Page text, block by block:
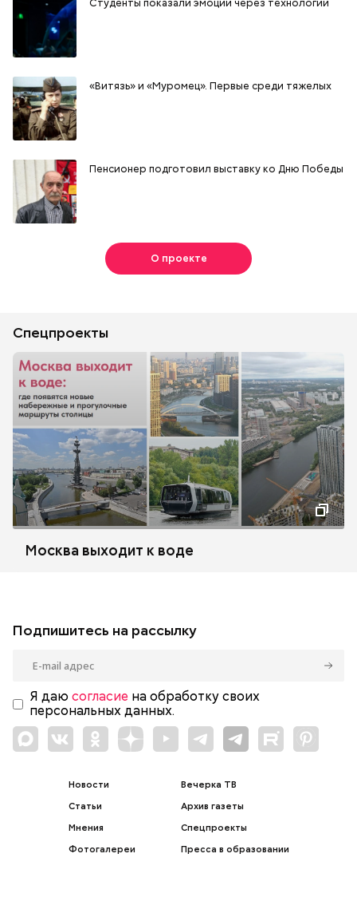
Студенты показали эмоции через технологии
«Витязь» и «Муромец». Первые среди тяжелых
Пенсионер подготовил выставку ко Дню Победы
О проекте
Спецпроекты
Москва выходит к воде
Подпишитесь на рассылку
Я даю согласие на обработку своих
персональных данных.
Новости
Статьи
Мнения
Фотогалереи
Вечерка ТВ
Архив газеты
Спецпроекты
Пресса в образовании